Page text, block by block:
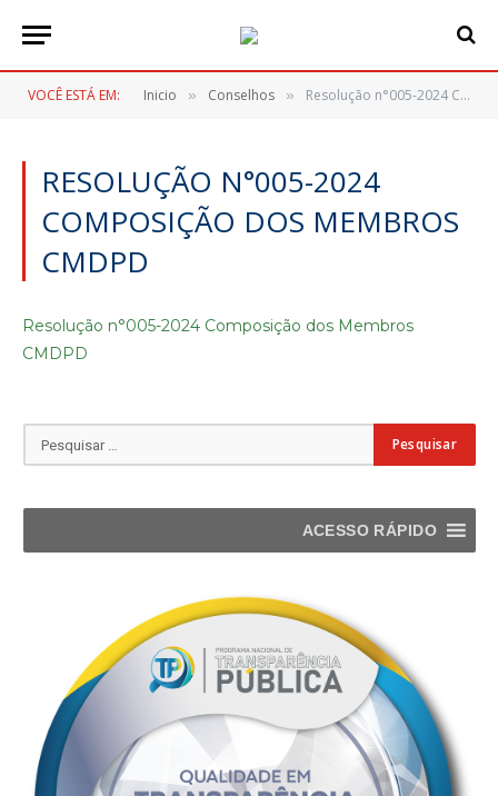
VOCÊ ESTÁ EM: Inicio » Conselhos » Resolução n°005-2024 Composição dos Membros CMDPD
RESOLUÇÃO N°005-2024
COMPOSIÇÃO DOS MEMBROS
CMDPD
Resolução n°005-2024 Composição dos Membros
CMDPD
ACESSO RÁPIDO